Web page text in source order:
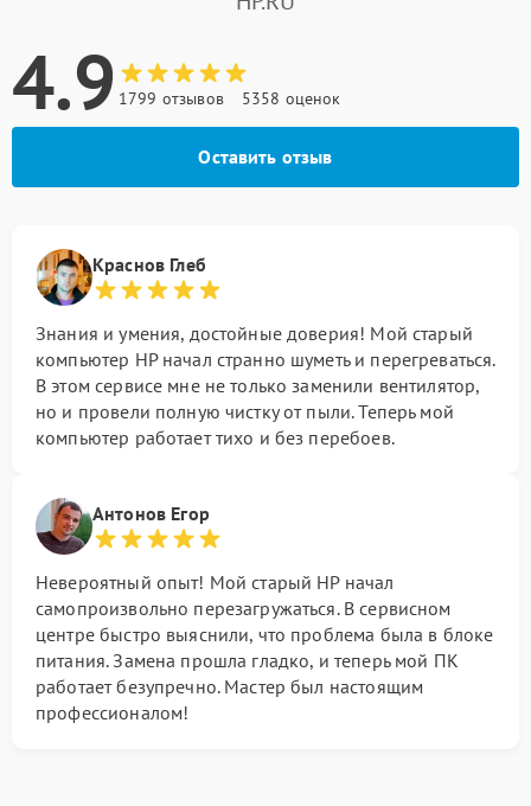
4.9 1799 отзывов 5358 оценок
Оставить отзыв
Краснов Глеб
Знания и умения, достойные доверия! Мой старый
компьютер HP начал странно шуметь и перегреваться.
В этом сервисе мне не только заменили вентилятор,
но и провели полную чистку от пыли. Теперь мой
компьютер работает тихо и без перебоев.
Антонов Егор
Невероятный опыт! Мой старый HP начал
самопроизвольно перезагружаться. В сервисном
центре быстро выяснили, что проблема была в блоке
питания. Замена прошла гладко, и теперь мой ПК
работает безупречно. Мастер был настоящим
профессионалом!